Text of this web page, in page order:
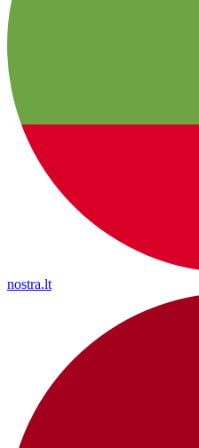
nostra.lt